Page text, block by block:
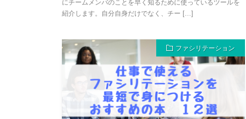
にチームメンバのことを早く知るために使っているツールを
紹介します。自分自身だけでなく、チー […]
ファシリテーション